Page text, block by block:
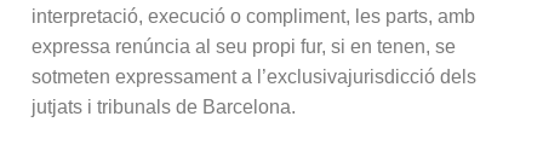
interpretació, execució o compliment, les parts, amb
expressa renúncia al seu propi fur, si en tenen, se
sotmeten expressament a l’exclusivajurisdicció dels
jutjats i tribunals de Barcelona.